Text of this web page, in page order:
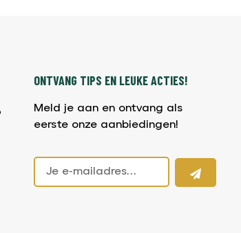
ONTVANG TIPS EN LEUKE ACTIES!
Meld je aan en ontvang als
eerste onze aanbiedingen!